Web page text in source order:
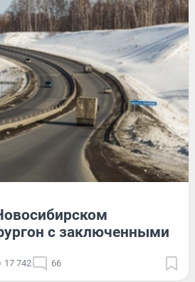
с заключенными
17 742 66